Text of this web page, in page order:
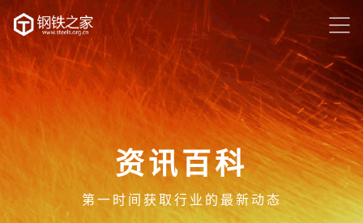
资讯百科
第一时间获取行业的最新动态